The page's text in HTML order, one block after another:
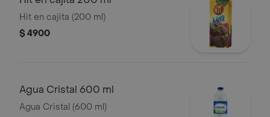
Hit en cajita (200 ml)
$ 4900
Agua Cristal 600 ml
Agua Cristal (600 ml)